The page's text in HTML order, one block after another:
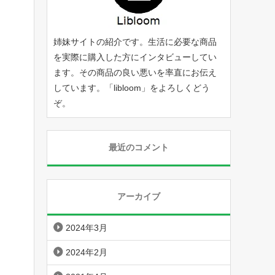
姉妹サイトの紹介です。生活に必要な商品
を実際に購入した方にインタビューしてい
ます。その商品の良い悪いを率直にお伝え
しています。「libloom 」をよろしくどう
ぞ。
最近のコメント
アーカイブ
2024年3月
2024年2月